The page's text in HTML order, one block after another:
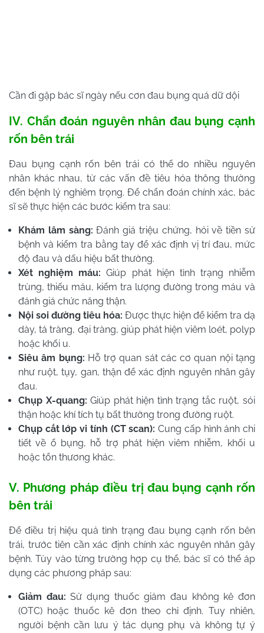
Cần đi gặp bác sĩ ngày nếu cơn đau bụng quá dữ dội
IV. Chẩn đoán nguyên nhân đau bụng cạnh
rốn bên trái
Đau bụng cạnh rốn bên trái có thể do nhiều nguyên
nhân khác nhau, từ các vấn đề tiêu hóa thông thường
đến bệnh lý nghiêm trọng. Để chẩn đoán chính xác, bác
sĩ sẽ thực hiện các bước kiểm tra sau:
Khám lâm sàng: Đánh giá triệu chứng, hỏi về tiền sử
bệnh và kiểm tra bằng tay để xác định vị trí đau, mức
độ đau và dấu hiệu bất thường.
Xét nghiệm máu: Giúp phát hiện tình trạng nhiễm
trùng, thiếu máu, kiểm tra lượng đường trong máu và
đánh giá chức năng thận.
Nội soi đường tiêu hóa: Được thực hiện để kiểm tra dạ
dày, tá tràng, đại tràng, giúp phát hiện viêm loét, polyp
hoặc khối u.
Siêu âm bụng: Hỗ trợ quan sát các cơ quan nội tạng
như ruột, tụy, gan, thận để xác định nguyên nhân gây
đau.
Chụp X-quang: Giúp phát hiện tình trạng tắc ruột, sỏi
thận hoặc khí tích tụ bất thường trong đường ruột.
Chụp cắt lớp vi tính (CT scan): Cung cấp hình ảnh chi
tiết về ổ bụng, hỗ trợ phát hiện viêm nhiễm, khối u
hoặc tổn thương khác.
V. Phương pháp điều trị đau bụng cạnh rốn
bên trái
Để điều trị hiệu quả tình trạng đau bụng cạnh rốn bên
trái, trước tiên cần xác định chính xác nguyên nhân gây
bệnh. Tùy vào từng trường hợp cụ thể, bác sĩ có thể áp
dụng các phương pháp sau:
Giảm đau: Sử dụng thuốc giảm đau không kê đơn
(OTC) hoặc thuốc kê đơn theo chỉ định. Tuy nhiên,
người bệnh cần lưu ý tác dụng phụ và không tự ý